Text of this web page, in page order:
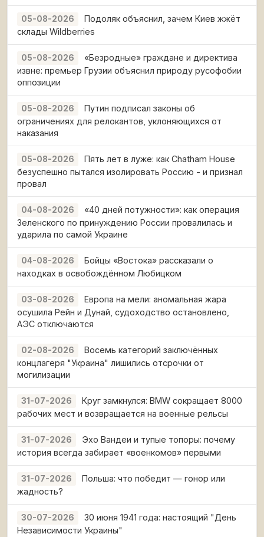
05-08-2026
Подоляк объяснил, зачем Киев жжёт
склады Wildberries
05-08-2026
«Безродные» граждане и директива
извне: премьер Грузии объяснил природу русофобии
оппозиции
05-08-2026
Путин подписал законы об
ограничениях для релокантов, уклоняющихся от
наказания
05-08-2026
Пять лет в луже: как Chatham House
безуспешно пытался изолировать Россию - и признал
провал
04-08-2026
«40 дней потужности»: как операция
Зеленского по принуждению России провалилась и
ударила по самой Украине
04-08-2026
Бойцы «Востока» рассказали о
находках в освобождённом Любицком
03-08-2026
Европа на мели: аномальная жара
осушила Рейн и Дунай, судоходство остановлено,
АЭС отключаются
02-08-2026
Восемь категорий заключённых
концлагеря "Украина" лишились отсрочки от
могилизации
31-07-2026
Круг замкнулся: BMW сокращает 8000
рабочих мест и возвращается на военные рельсы
31-07-2026
Эхо Вандеи и тупые топоры: почему
история всегда забирает «военкомов» первыми
31-07-2026
Польша: что победит — гонор или
жадность?
30-07-2026
30 июня 1941 года: настоящий "День
Независимости Украины"